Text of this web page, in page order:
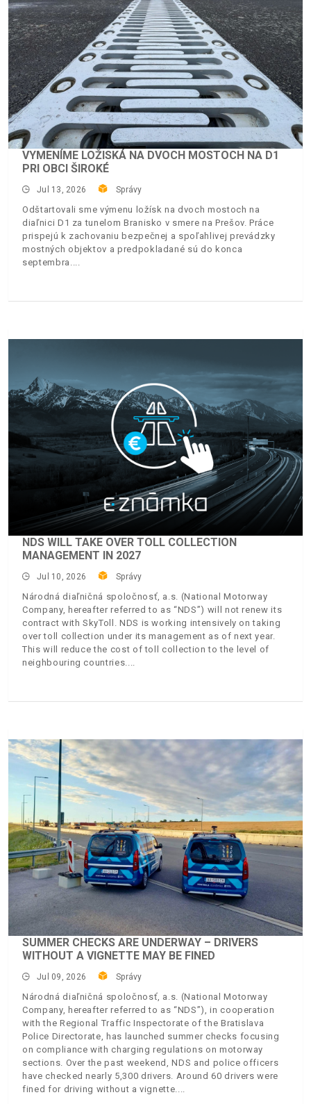
VYMENÍME LOŽISKÁ NA DVOCH MOSTOCH NA D1
PRI OBCI ŠIROKÉ
Jul 13, 2026 Správy
Odštartovali sme výmenu ložísk na dvoch mostoch na
diaľnici D1 za tunelom Branisko v smere na Prešov. Práce
prispejú k zachovaniu bezpečnej a spoľahlivej prevádzky
mostných objektov a predpokladané sú do konca
septembra.
NDS WILL TAKE OVER TOLL COLLECTION
MANAGEMENT IN 2027
Jul 10, 2026 Správy
Národná diaľničná spoločnosť, a.s. (National Motorway
Company, hereafter referred to as “NDS”) will not renew its
contract with SkyToll. NDS is working intensively on taking
over toll collection under its management as of next year.
This will reduce the cost of toll collection to the level of
neighbouring countries.
SUMMER CHECKS ARE UNDERWAY – DRIVERS
WITHOUT A VIGNETTE MAY BE FINED
Jul 09, 2026 Správy
Národná diaľničná spoločnosť, a.s. (National Motorway
Company, hereafter referred to as “NDS”), in cooperation
with the Regional Traffic Inspectorate of the Bratislava
Police Directorate, has launched summer checks focusing
on compliance with charging regulations on motorway
sections. Over the past weekend, NDS and police officers
have checked nearly 5,300 drivers. Around 60 drivers were
fined for driving without a vignette.